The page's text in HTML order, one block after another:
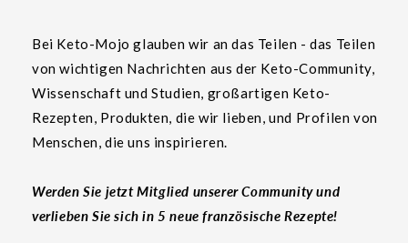
Bei Keto-Mojo glauben wir an das Teilen - das Teilen
von wichtigen Nachrichten aus der Keto-Community,
Wissenschaft und Studien, großartigen Keto-
Rezepten, Produkten, die wir lieben, und Profilen von
Menschen, die uns inspirieren.
Werden Sie jetzt Mitglied unserer Community und
verlieben Sie sich in 5 neue französische Rezepte!